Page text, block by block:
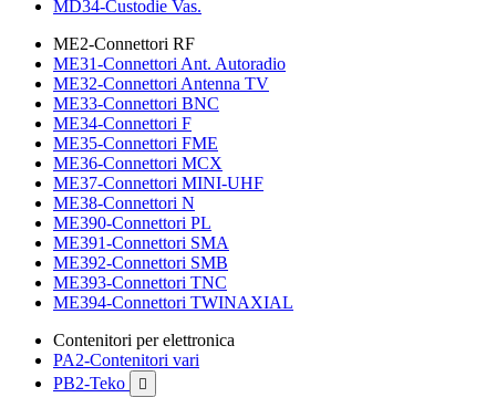
MD34-Custodie Vas.
ME2-Connettori RF
ME31-Connettori Ant. Autoradio
ME32-Connettori Antenna TV
ME33-Connettori BNC
ME34-Connettori F
ME35-Connettori FME
ME36-Connettori MCX
ME37-Connettori MINI-UHF
ME38-Connettori N
ME390-Connettori PL
ME391-Connettori SMA
ME392-Connettori SMB
ME393-Connettori TNC
ME394-Connettori TWINAXIAL
Contenitori per elettronica
PA2-Contenitori vari
PB2-Teko
